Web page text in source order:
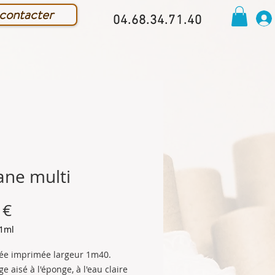
04.68.34.71.40
multi
Prix
1ml
imprimée largeur 1m40.
aisé à l'éponge, à l'eau claire